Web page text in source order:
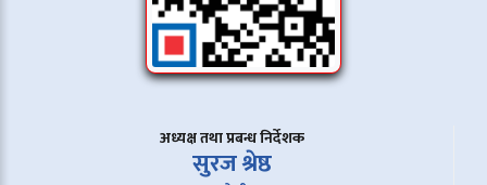
अध्यक्ष तथा प्रबन्ध निर्देशक
सुरज श्रेष्ठ